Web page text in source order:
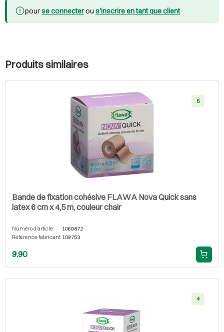
pourse connecterou s'inscrire en tant que client
Produits similaires
5
Bande de fixation cohésive FLAWA Nova Quick sans
latex 6 cm x 4,5 m, couleur chair
Numéro d'article
1060872
Référence fabricant 109753
9.90
4